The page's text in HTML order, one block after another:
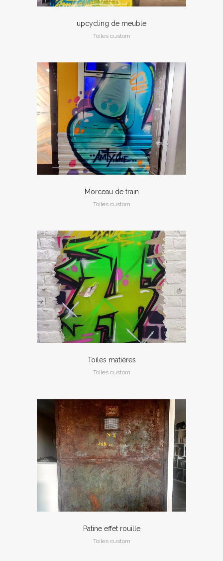
upcycling de meuble
Toiles custom
Morceau de train
Toiles custom
Toiles matières
Toiles custom
Patine effet rouille
Toiles custom